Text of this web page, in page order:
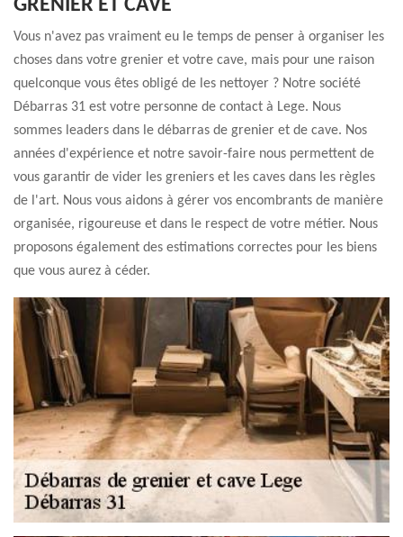
GRENIER ET CAVE
Vous n'avez pas vraiment eu le temps de penser à organiser les
choses dans votre grenier et votre cave, mais pour une raison
quelconque vous êtes obligé de les nettoyer ? Notre société
Débarras 31 est votre personne de contact à Lege. Nous
sommes leaders dans le débarras de grenier et de cave. Nos
années d'expérience et notre savoir-faire nous permettent de
vous garantir de vider les greniers et les caves dans les règles
de l'art. Nous vous aidons à gérer vos encombrants de manière
organisée, rigoureuse et dans le respect de votre métier. Nous
proposons également des estimations correctes pour les biens
que vous aurez à céder.